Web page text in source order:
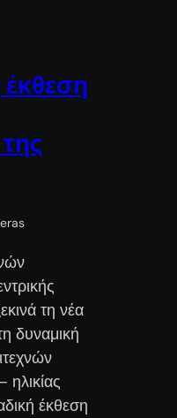
έκθεση
τη νέα
δυναμική
έκθεση